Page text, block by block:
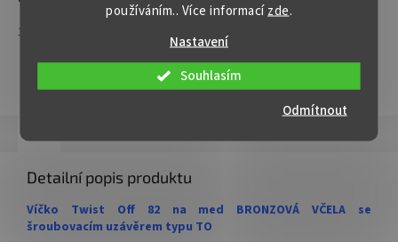
používáním.. Více informacízde.
Nastavení
Odmítnout
Souhlasím
info@zavarovacisklo.cz
Víčko na sklenici s uzávěrem
typu Twist Off 82
objednejte
ZDE
✅ Pro výhodnější cenu kupte
celý karton
1
info@zavarovacisklo.cz
✅Víčko na sklenici s uzávěrem
typu Twist Off 82
✅ Šroubovací víčko pro snadné
otevření sklenice
✅ Pro výhodnější cenu kupte
celý karton
ZOBRAZIT VŠECHNY PODOBNÉ PRODUKTY
Detailní popis produktu
Víčko Twist Off 82 na med BRONZOVÁ VČELA se
šroubovacím uzávěrem typu TO